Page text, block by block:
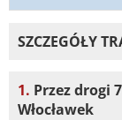
SZCZEGÓŁY
1. Przez drogi
Włocławek